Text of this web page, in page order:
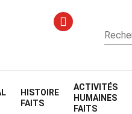
HISTOIRE
FAITS
ACTIVITÉS
HUMAINES
FAITS